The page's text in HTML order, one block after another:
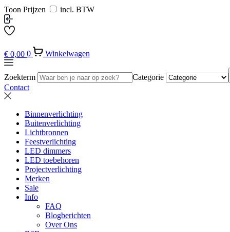
Toon Prijzen incl. BTW
€ 0,00 0 Winkelwagen
Zoekterm
Categorie
Contact
Binnenverlichting
Buitenverlichting
Lichtbronnen
Feestverlichting
LED dimmers
LED toebehoren
Projectverlichting
Merken
Sale
Info
FAQ
Blogberichten
Over Ons